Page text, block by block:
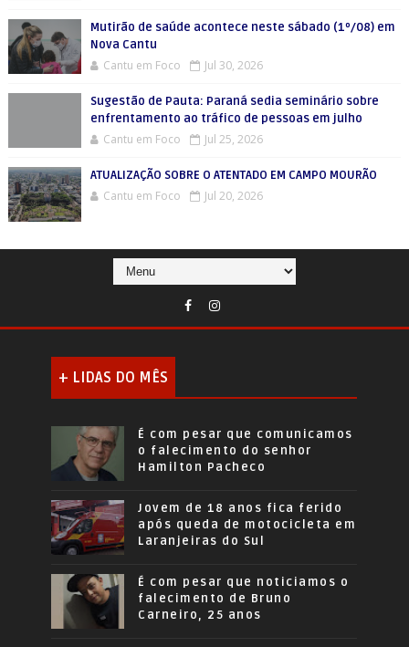
Mutirão de saúde acontece neste sábado (1º/08) em
Nova Cantu
Cantu em Foco Jul 30, 2026
Sugestão de Pauta: Paraná sedia seminário sobre
enfrentamento ao tráfico de pessoas em julho
Cantu em Foco Jul 25, 2026
ATUALIZAÇÃO SOBRE O ATENTADO EM CAMPO MOURÃO
Cantu em Foco Jul 20, 2026
+ LIDAS DO MÊS
É com pesar que comunicamos
o falecimento do senhor
Hamilton Pacheco
Jovem de 18 anos fica ferido
após queda de motocicleta em
Laranjeiras do Sul
É com pesar que noticiamos o
falecimento de Bruno
Carneiro, 25 anos